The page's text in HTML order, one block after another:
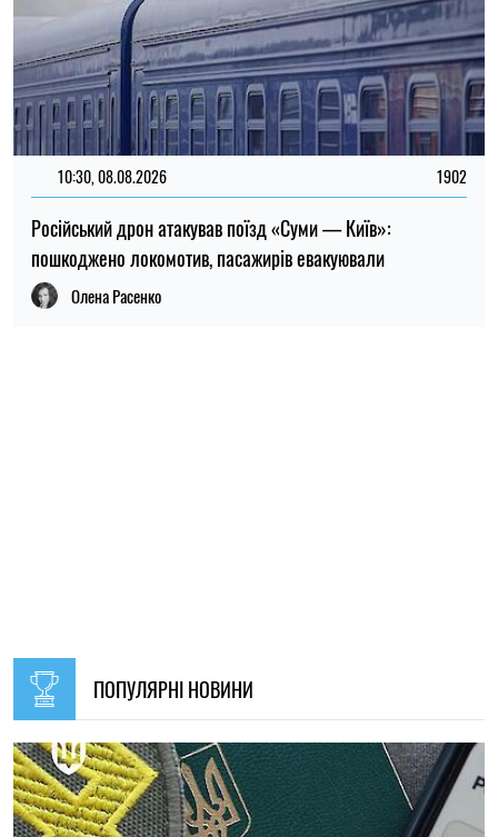
10:30, 08.08.2026 1902
Російський дрон атакував поїзд «Суми — Київ»:
пошкоджено локомотив, пасажирів евакуювали
Олена Расенко
ПОПУЛЯРНІ НОВИНИ